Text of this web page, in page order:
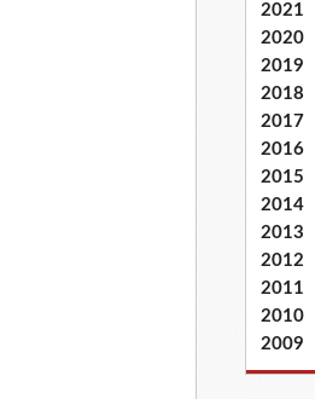
2021
2020
2019
2018
2017
2016
2015
2014
2013
2012
2011
2010
2009